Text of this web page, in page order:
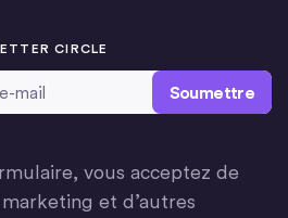
CIRCLE
vous acceptez de
et d’autres